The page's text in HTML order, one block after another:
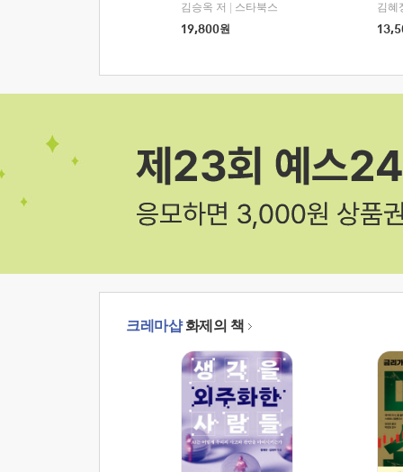
김승옥 저
스타북스
19,800원
김혜
크레마샵화제의 책